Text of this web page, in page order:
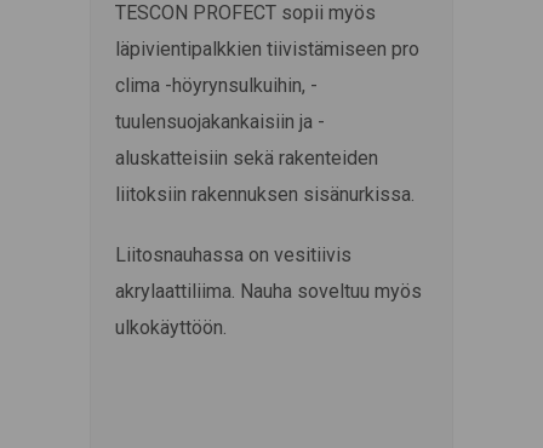
TESCON PROFECT sopii myös
läpivientipalkkien tiivistämiseen pro
clima -höyrynsulkuihin, -
tuulensuojakankaisiin ja -
aluskatteisiin sekä rakenteiden
liitoksiin rakennuksen sisänurkissa.
Liitosnauhassa on vesitiivis
akrylaattiliima. Nauha soveltuu myös
ulkokäyttöön.